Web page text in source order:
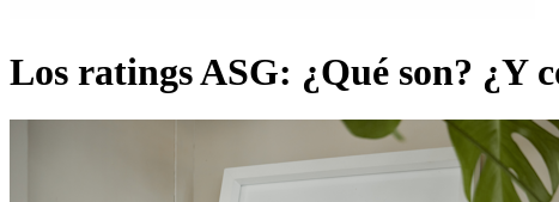
Los ratings ASG: ¿Qué son? ¿Y